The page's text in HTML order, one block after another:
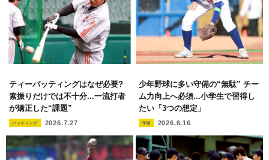
ティーバッティングはなぜ必要?
素振りだけでは不十分...一流打者
が矯正した“課題”
バッティング 2026.7.27
少年野球に多い守備の“無駄” チー
ム力向上へ必須...小学生で習得し
たい「3つの想定」
守備 2026.6.16